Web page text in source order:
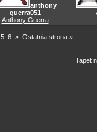
anthony
guerra051
Anthony Guerra
5 6 » Ostatnia strona »
Tapet